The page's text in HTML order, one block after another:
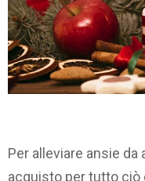
Per alleviare ansie
acquisto per tutto ciò